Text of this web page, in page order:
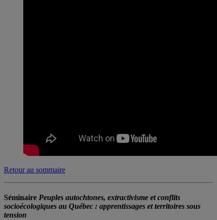
Retour au sommaire
Séminaire Peuples autochtones, extractivisme et conflits
socioécologiques au Québec : apprentissages et territoires sous
tension